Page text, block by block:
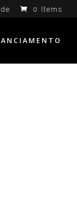
0 Items